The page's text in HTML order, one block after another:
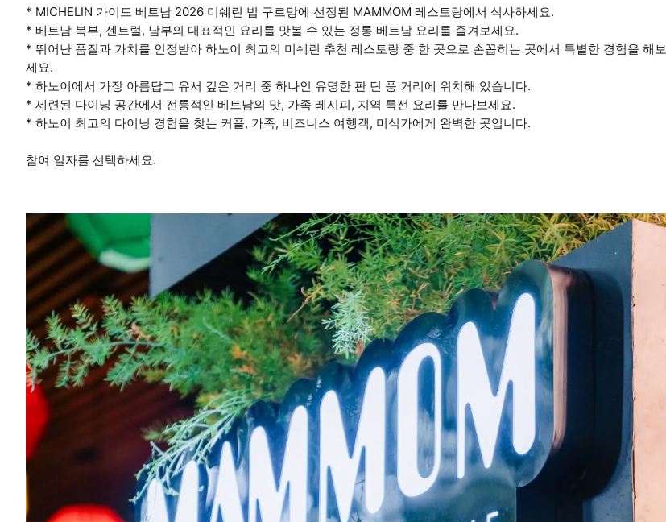
* MICHELIN 가이드 베트남 2026 미쉐린 빕 구르망에 선정된 MAMMOM 레스토랑에서 식사하세요.
* 베트남 북부, 센트럴, 남부의 대표적인 요리를 맛볼 수 있는 정통 베트남 요리를 즐겨보세요.
* 뛰어난 품질과 가치를 인정받아 하노이 최고의 미쉐린 추천 레스토랑 중 한 곳으로 손꼽히는 곳에서 특별한 경험을 해보
세요.
* 하노이에서 가장 아름답고 유서 깊은 거리 중 하나인 유명한 판 딘 풍 거리에 위치해 있습니다.
* 세련된 다이닝 공간에서 전통적인 베트남의 맛, 가족 레시피, 지역 특선 요리를 만나보세요.
* 하노이 최고의 다이닝 경험을 찾는 커플, 가족, 비즈니스 여행객, 미식가에게 완벽한 곳입니다.
참여 일자를 선택하세요.